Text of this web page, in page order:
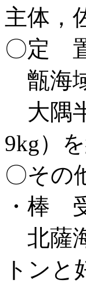
主体，
〇定
甑海
大隅
9kg）
〇その
・棒
北薩
トンと